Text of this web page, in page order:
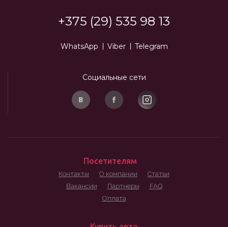
+375 (29) 535 98 13
WhatsApp Viber Telegram
Социальные сети
Посетителям
Контакты О компании
Статьи
Вакансии
Партнеры
FAQ
Оплата